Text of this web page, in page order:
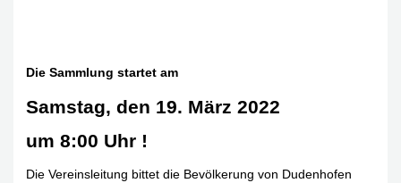
Die Sammlung startet am
Samstag, den 19. März 2022
um 8:00 Uhr !
Die Vereinsleitung bittet die Bevölkerung von Dudenhofen